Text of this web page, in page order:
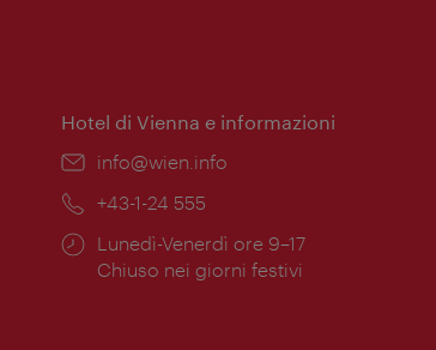
Hotel di Vienna e informazioni
Email:
info@wien.info
Telefono:
+43-1-24 555
Orari
di
Lunedì-Venerdì ore 9–17
Chiuso nei giorni festivi